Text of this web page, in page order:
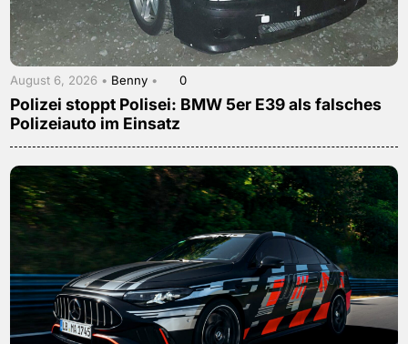
August 6, 2026 • Benny • 0
Polizei stoppt Polisei: BMW 5er E39 als falsches
Polizeiauto im Einsatz